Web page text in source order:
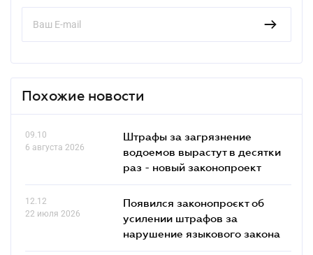
Похожие новости
09.10
6 августа 2026
Штрафы за загрязнение
водоемов вырастут в десятки
раз - новый законопроект
12.12
22 июля 2026
Появился законопроєкт об
усилении штрафов за
нарушение языкового закона